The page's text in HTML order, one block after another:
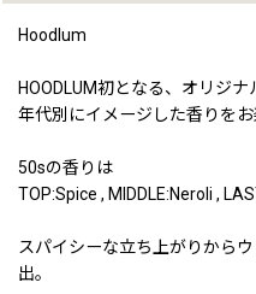
Hoodlum
HOODLUM初となる、オリジナ
年代別にイメージした香りをお
50sの香りは
TOP:Spice , MIDDLE:Neroli ,
スパイシーな立ち上がりから
出。